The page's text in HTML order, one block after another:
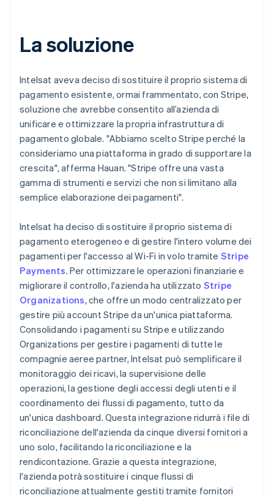
La soluzione
Intelsat aveva deciso di sostituire il proprio sistema di
pagamento esistente, ormai frammentato, con Stripe,
soluzione che avrebbe consentito all’azienda di
unificare e ottimizzare la propria infrastruttura di
pagamento globale. "Abbiamo scelto Stripe perché la
consideriamo una piattaforma in grado di supportare la
crescita", afferma Hauan. "Stripe offre una vasta
gamma di strumenti e servizi che non si limitano alla
semplice elaborazione dei pagamenti".
Intelsat ha deciso di sostituire il proprio sistema di
pagamento eterogeneo e di gestire l'intero volume dei
pagamenti per l'accesso al Wi-Fi in volo tramite Stripe
Payments. Per ottimizzare le operazioni finanziarie e
migliorare il controllo, l'azienda ha utilizzato Stripe
Organizations, che offre un modo centralizzato per
gestire più account Stripe da un'unica piattaforma.
Consolidando i pagamenti su Stripe e utilizzando
Organizations per gestire i pagamenti di tutte le
compagnie aeree partner, Intelsat può semplificare il
monitoraggio dei ricavi, la supervisione delle
operazioni, la gestione degli accessi degli utenti e il
coordinamento dei flussi di pagamento, tutto da
un'unica dashboard. Questa integrazione ridurrà i file di
riconciliazione dell'azienda da cinque diversi fornitori a
uno solo, facilitando la riconciliazione e la
rendicontazione. Grazie a questa integrazione,
l'azienda potrà sostituire i cinque flussi di
riconciliazione attualmente gestiti tramite fornitori